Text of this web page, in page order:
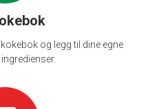
og legg til dine egne